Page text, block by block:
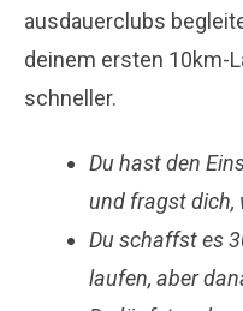
ausdauerclubs
deinem ersten 10km-
schneller.
Du hast den
und fragst dich,
Du schaffst es
laufen, aber